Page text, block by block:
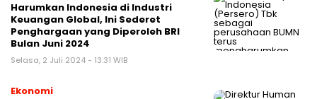
Harumkan Indonesia di Industri
Keuangan Global, Ini Sederet
Penghargaan yang Diperoleh BRI
Bulan Juni 2024
Selasa, 2 Juli 2024 - 13:31 WIB
Ekonomi